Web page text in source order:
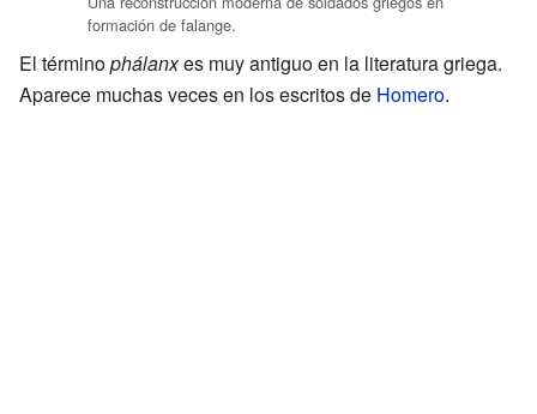
formación de falange.
El términophálanxes muy antiguo en la literatura griega.
Aparece muchas veces en los escritos de Homero.